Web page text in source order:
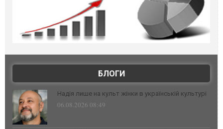
БЛОГИ
Надія лише на культ жінки в українській культурі
06.08.2026 08:49